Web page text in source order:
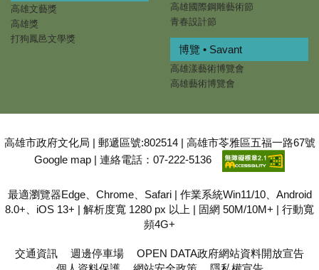
高雄國際鋼雕藝術節
青春設計節
高雄文藝獎
高雄獎
打狗鳳邑文學獎
博覽 • Savant
高雄漾藝術博覽會
高雄藝術博覽會
高雄市政府文化局 | 郵遞區號:802514 | 高雄市苓雅區五福一路67號
Google map | 連絡電話：07-222-5136
最適瀏覽器Edge、Chrome、Safari | 作業系統Win11/10、Android
8.0+、iOS 13+ | 解析度寬 1280 px 以上 | 固網 50M/10M+ | 行動寬
頻4G+
交通資訊 週邊停車場
OPEN DATA政府網站資料開放宣告